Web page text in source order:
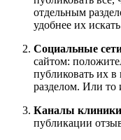
отдельным
удобнее их
Социальные
сайтом:
публиковать их в
разделом. Или то
Каналы клиники
публикации